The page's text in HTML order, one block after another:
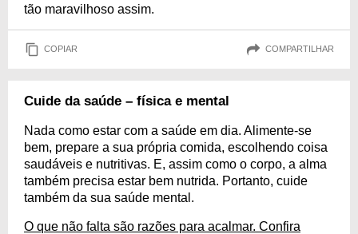
tão maravilhoso assim.
COPIAR COMPARTILHAR
Cuide da saúde – física e mental
Nada como estar com a saúde em dia. Alimente-se
bem, prepare a sua própria comida, escolhendo coisa
saudáveis e nutritivas. E, assim como o corpo, a alma
também precisa estar bem nutrida. Portanto, cuide
também da sua saúde mental.
O que não falta são razões para acalmar. Confira